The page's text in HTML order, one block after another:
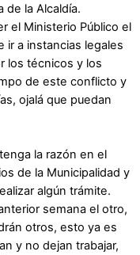
de la Alcaldía.
el Ministerio Público el
ir a instancias legales
los técnicos y los
de este conflicto y
ojalá que puedan
la razón en el
de la Municipalidad y
algún trámite.
semana el otro,
otros, esto ya es
y no dejan trabajar,